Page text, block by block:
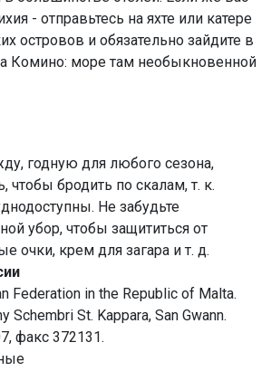
- отправьтесь на яхте или катере
островов и обязательно зайдите в
Комино: море там необыкновенной
годную для любого сезона,
чтобы бродить по скалам, т. к.
Не забудьте
убор, чтобы защититься от
очки, крем для загара и т. д.
Federation in the Republic of Malta.
Schembri St. Kappara, San Gwann.
факс 372131.